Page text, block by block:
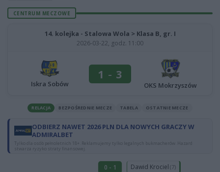
CENTRUM MECZOWE
14. kolejka - Stalowa Wola > Klasa B, gr. I
2026-03-22, godz. 11:00
Iskra Sobów
1 - 3
OKS Mokrzyszów
RELACJA BEZPOŚREDNIE MECZE TABELA OSTATNIE MECZE
ODBIERZ NAWET 2026 PLN DLA NOWYCH GRACZY W
ADMIRALBET
Tylko dla osób pełnoletnich 18+. Reklamujemy tylko legalnych bukmacherów. Hazard
stwarza ryzyko straty finansowej.
0 - 1 Dawid Krociel (7)